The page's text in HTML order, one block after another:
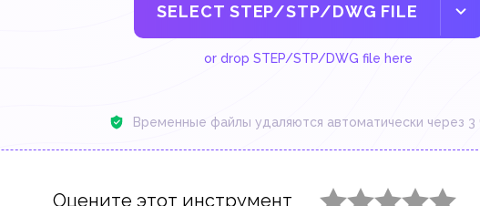
SELECT STEP/STP/DWG FILE
or drop STEP/STP/DWG file here
Временные файлы удаляются автоматически через 3
Оцените этот инструмент